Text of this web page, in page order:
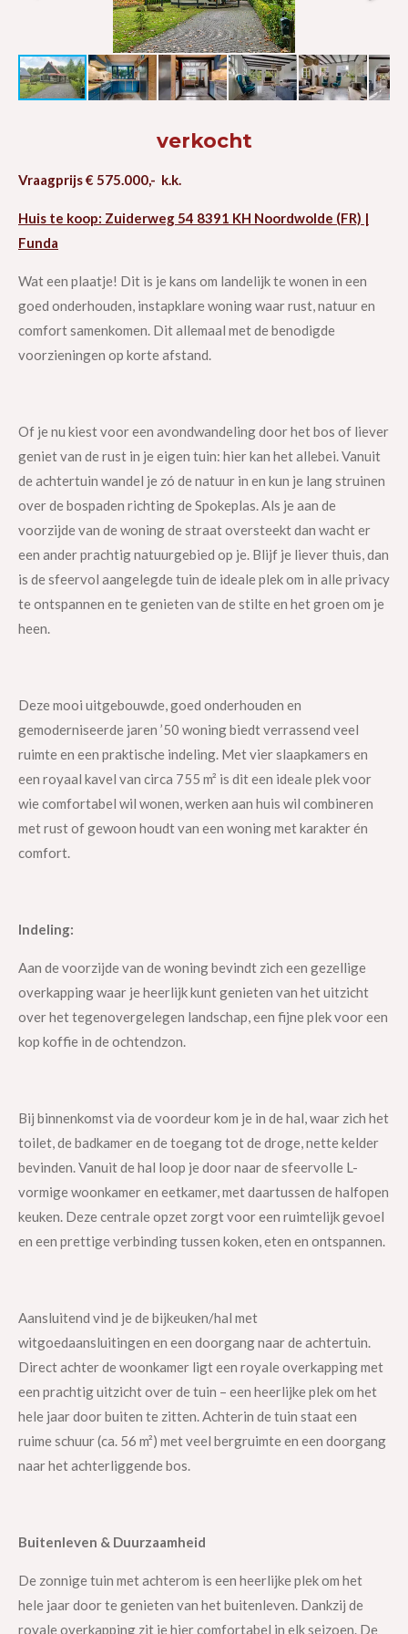
f
l
s
verkocht
Vraagprijs € 575.000,- k.k.
Huis te koop: Zuiderweg 54 8391 KH Noordwolde (FR) |
Funda
Wat een plaatje! Dit is je kans om landelijk te wonen in een
goed onderhouden, instapklare woning waar rust, natuur en
comfort samenkomen. Dit allemaal met de benodigde
voorzieningen op korte afstand.
Of je nu kiest voor een avondwandeling door het bos of liever
geniet van de rust in je eigen tuin: hier kan het allebei. Vanuit
de achtertuin wandel je zó de natuur in en kun je lang struinen
over de bospaden richting de Spokeplas. Als je aan de
voorzijde van de woning de straat oversteekt dan wacht er
een ander prachtig natuurgebied op je. Blijf je liever thuis, dan
is de sfeervol aangelegde tuin de ideale plek om in alle privacy
te ontspannen en te genieten van de stilte en het groen om je
heen.
Deze mooi uitgebouwde, goed onderhouden en
gemoderniseerde jaren ’50 woning biedt verrassend veel
ruimte en een praktische indeling. Met vier slaapkamers en
een royaal kavel van circa 755 m² is dit een ideale plek voor
wie comfortabel wil wonen, werken aan huis wil combineren
met rust of gewoon houdt van een woning met karakter én
comfort.
Indeling:
Aan de voorzijde van de woning bevindt zich een gezellige
overkapping waar je heerlijk kunt genieten van het uitzicht
over het tegenovergelegen landschap, een fijne plek voor een
kop koffie in de ochtendzon.
Bij binnenkomst via de voordeur kom je in de hal, waar zich het
toilet, de badkamer en de toegang tot de droge, nette kelder
bevinden. Vanuit de hal loop je door naar de sfeervolle L-
vormige woonkamer en eetkamer, met daartussen de halfopen
keuken. Deze centrale opzet zorgt voor een ruimtelijk gevoel
en een prettige verbinding tussen koken, eten en ontspannen.
Aansluitend vind je de bijkeuken/hal met
witgoedaansluitingen en een doorgang naar de achtertuin.
Direct achter de woonkamer ligt een royale overkapping met
een prachtig uitzicht over de tuin – een heerlijke plek om het
hele jaar door buiten te zitten. Achterin de tuin staat een
ruime schuur (ca. 56 m²) met veel bergruimte en een doorgang
naar het achterliggende bos.
Buitenleven & Duurzaamheid
De zonnige tuin met achterom is een heerlijke plek om het
hele jaar door te genieten van het buitenleven. Dankzij de
royale overkapping zit je hier comfortabel in elk seizoen. De